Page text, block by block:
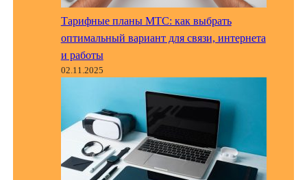
Тарифные планы МТС: как выбрать
оптимальный вариант для связи, интернета
и работы
02.11.2025